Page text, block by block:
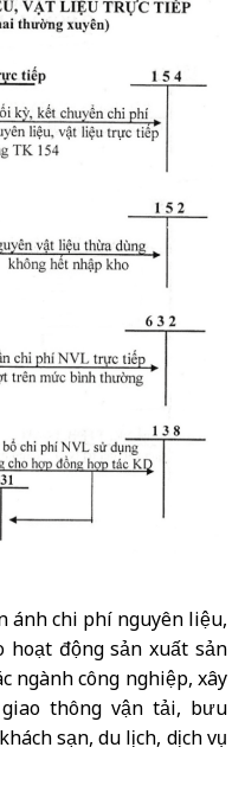
ánh chi phí nguyên liệu,
động sản xuất sản
ngành công nghiệp, xây
thông vận tải, bưu
sạn, du lịch, dịch vụ